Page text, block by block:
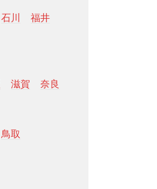
石川
福井
滋賀 奈良
鳥取